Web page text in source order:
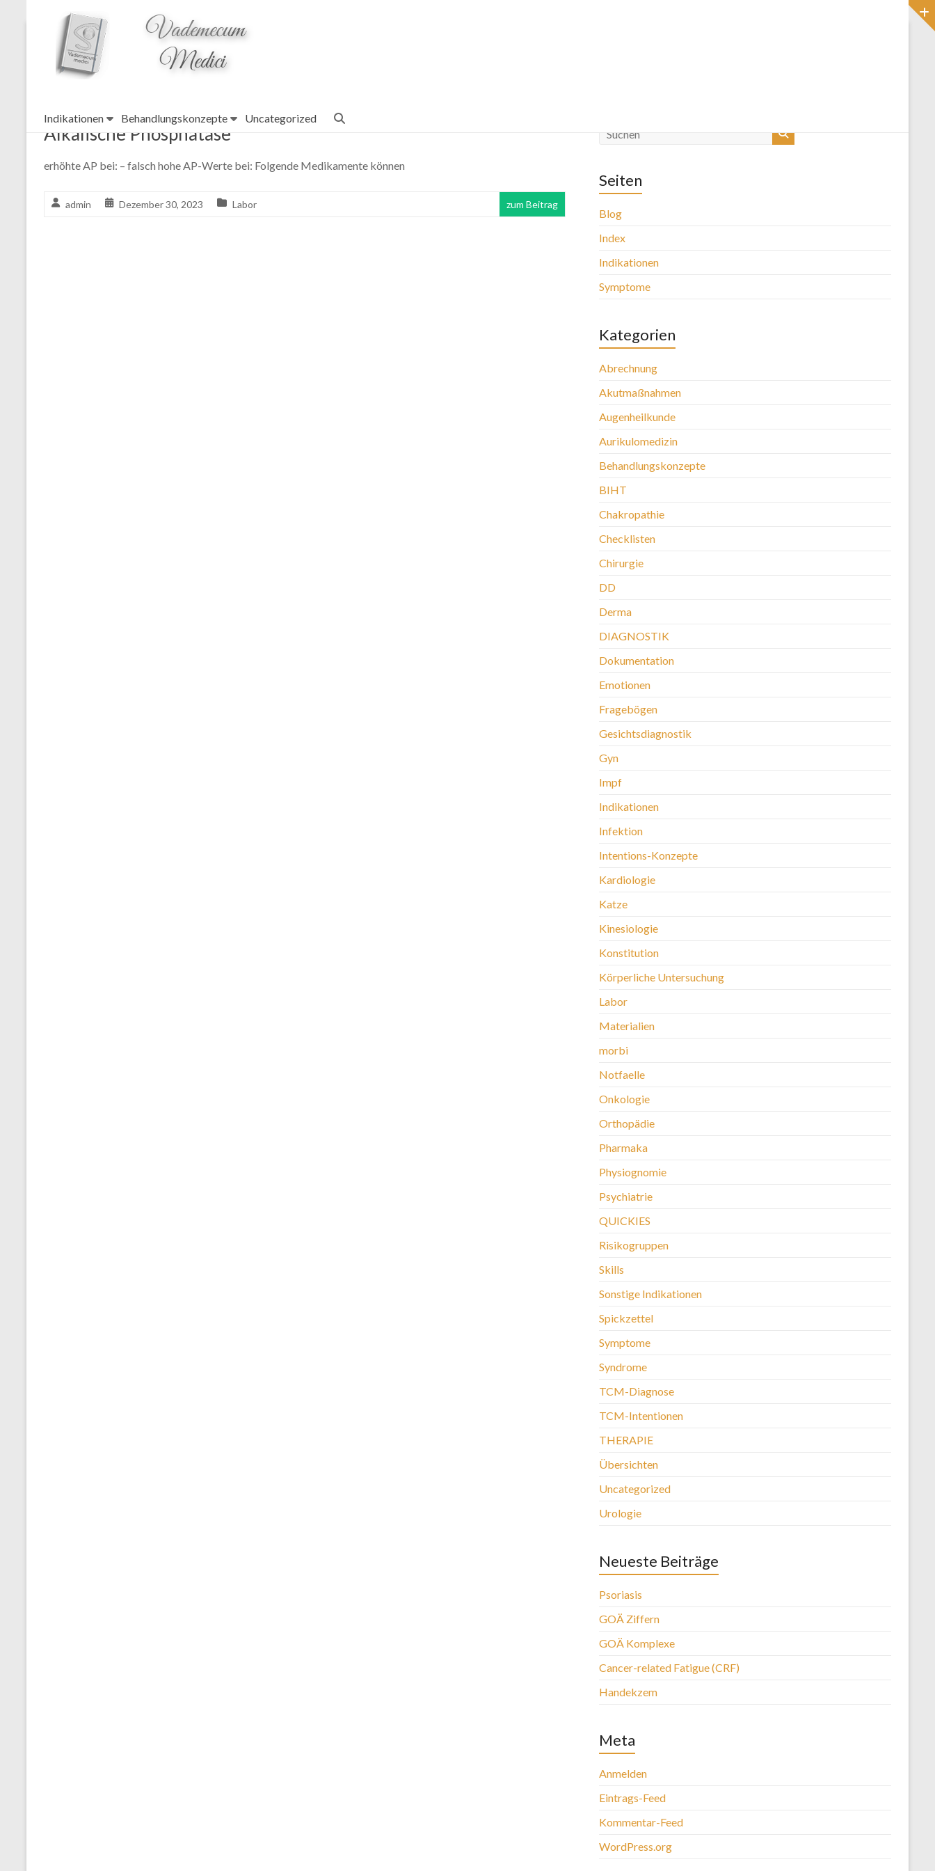
topheader
Indikationen Behandlungskonzepte Uncategorized
Alkalische Phosphatase
Alkalische Phosphatase
erhöhte AP bei: – falsch hohe AP-Werte bei: Folgende Medikamente können
admin Dezember 30, 2023 Labor zum Beitrag
Seiten
Blog
Index
Indikationen
Symptome
Kategorien
Abrechnung
Akutmaßnahmen
Augenheilkunde
Aurikulomedizin
Behandlungskonzepte
BIHT
Chakropathie
Checklisten
Chirurgie
DD
Derma
DIAGNOSTIK
Dokumentation
Emotionen
Fragebögen
Gesichtsdiagnostik
Gyn
Impf
Indikationen
Infektion
Intentions-Konzepte
Kardiologie
Katze
Kinesiologie
Konstitution
Körperliche Untersuchung
Labor
Materialien
morbi
Notfaelle
Onkologie
Orthopädie
Pharmaka
Physiognomie
Psychiatrie
QUICKIES
Risikogruppen
Skills
Sonstige Indikationen
Spickzettel
Symptome
Syndrome
TCM-Diagnose
TCM-Intentionen
THERAPIE
Übersichten
Uncategorized
Urologie
Neueste Beiträge
Psoriasis
GOÄ Ziffern
GOÄ Komplexe
Cancer-related Fatigue (CRF)
Handekzem
Meta
Anmelden
Eintrags-Feed
Kommentar-Feed
WordPress.org